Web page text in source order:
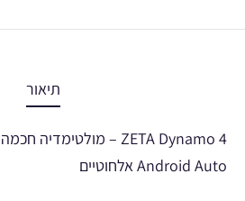
תיאור
Android Auto אלחוטיים